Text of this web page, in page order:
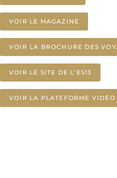
VOIR LE MAGAZINE
VOIR LA BROCHURE DES
VOIR LE SITE DE L'ES13
VOIR LA PLATEFORME VIDÉO